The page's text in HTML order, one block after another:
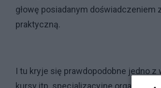
głowę posiadanym
praktyczną.
I tu kryje się prawdopodobne jedno
kursy itp. specjalizacyjne